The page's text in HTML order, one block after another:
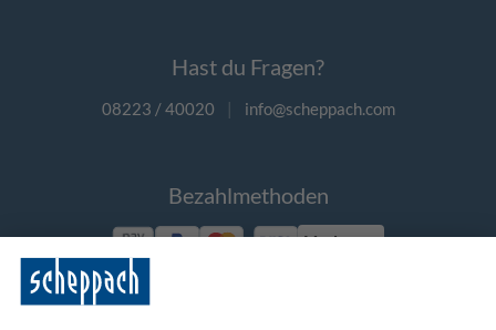
Hast du Fragen?
08223 / 40020 | info@scheppach.com
Bezahlmethoden
Vorkasse